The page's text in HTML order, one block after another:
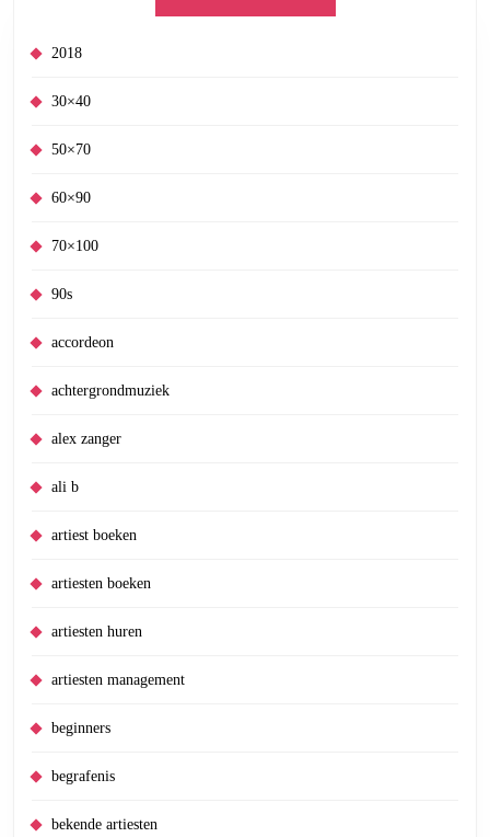
2018
30×40
50×70
60×90
70×100
90s
accordeon
achtergrondmuziek
alex zanger
ali b
artiest boeken
artiesten boeken
artiesten huren
artiesten management
beginners
begrafenis
bekende artiesten